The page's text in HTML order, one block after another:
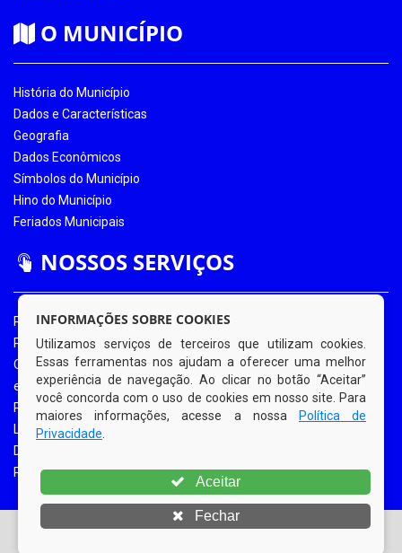
O MUNICÍPIO
História do Município
Dados e Características
Geografia
Dados Econômicos
Símbolos do Município
Hino do Município
Feriados Municipais
NOSSOS SERVIÇOS
Portal da Transparência
Portal da Transparência COVID-19
Ouvidoria Eletrônica
e-SIC
Processos de Licitação
Licitações em Andamento
Diário Oficial
Portal do Contribuinte
© Copyright 2026 Prefeitura Municipal de Bom Jardim |
INFORMAÇÕES SOBRE COOKIES
Utilizamos serviços de terceiros que utilizam cookies.
Essas ferramentas nos ajudam a oferecer uma melhor
experiência de navegação. Ao clicar no botão “Aceitar”
você concorda com o uso de cookies em nosso site. Para
maiores informações, acesse a nossa
Política de
Privacidade
Aceitar
Fechar